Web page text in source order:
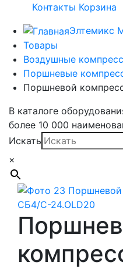
Контакты Корзина
Элтемикс
Товары
Воздушные
Поршневые
Поршневой
В каталоге
более 10 000
Искать
×